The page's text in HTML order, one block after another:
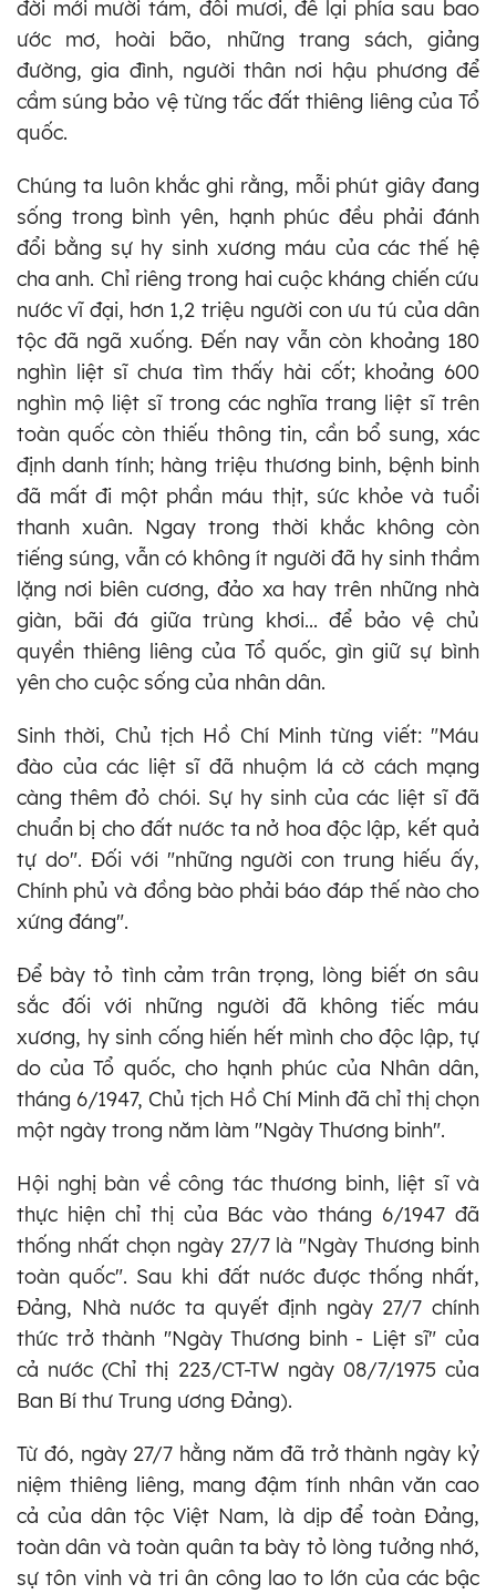
đời mới mười tám, đôi mươi, để lại phía sau bao
ước mơ, hoài bão, những trang sách, giảng
đường, gia đình, người thân nơi hậu phương để
cầm súng bảo vệ từng tấc đất thiêng liêng của Tổ
quốc.
Chúng ta luôn khắc ghi rằng, mỗi phút giây đang
sống trong bình yên, hạnh phúc đều phải đánh
đổi bằng sự hy sinh xương máu của các thế hệ
cha anh. Chỉ riêng trong hai cuộc kháng chiến cứu
nước vĩ đại, hơn 1,2 triệu người con ưu tú của dân
tộc đã ngã xuống. Đến nay vẫn còn khoảng 180
nghìn liệt sĩ chưa tìm thấy hài cốt; khoảng 600
nghìn mộ liệt sĩ trong các nghĩa trang liệt sĩ trên
toàn quốc còn thiếu thông tin, cần bổ sung, xác
định danh tính; hàng triệu thương binh, bệnh binh
đã mất đi một phần máu thịt, sức khỏe và tuổi
thanh xuân. Ngay trong thời khắc không còn
tiếng súng, vẫn có không ít người đã hy sinh thầm
lặng nơi biên cương, đảo xa hay trên những nhà
giàn, bãi đá giữa trùng khơi... để bảo vệ chủ
quyền thiêng liêng của Tổ quốc, gìn giữ sự bình
yên cho cuộc sống của nhân dân.
Sinh thời, Chủ tịch Hồ Chí Minh từng viết: "Máu
đào của các liệt sĩ đã nhuộm lá cờ cách mạng
càng thêm đỏ chói. Sự hy sinh của các liệt sĩ đã
chuẩn bị cho đất nước ta nở hoa độc lập, kết quả
tự do". Đối với "những người con trung hiếu ấy,
Chính phủ và đồng bào phải báo đáp thế nào cho
xứng đáng".
Để bày tỏ tình cảm trân trọng, lòng biết ơn sâu
sắc đối với những người đã không tiếc máu
xương, hy sinh cống hiến hết mình cho độc lập, tự
do của Tổ quốc, cho hạnh phúc của Nhân dân,
tháng 6/1947, Chủ tịch Hồ Chí Minh đã chỉ thị chọn
một ngày trong năm làm "Ngày Thương binh".
Hội nghị bàn về công tác thương binh, liệt sĩ và
thực hiện chỉ thị của Bác vào tháng 6/1947 đã
thống nhất chọn ngày 27/7 là "Ngày Thương binh
toàn quốc". Sau khi đất nước được thống nhất,
Đảng, Nhà nước ta quyết định ngày 27/7 chính
thức trở thành "Ngày Thương binh - Liệt sĩ" của
cả nước (Chỉ thị 223/CT-TW ngày 08/7/1975 của
Ban Bí thư Trung ương Đảng).
Từ đó, ngày 27/7 hằng năm đã trở thành ngày kỷ
niệm thiêng liêng, mang đậm tính nhân văn cao
cả của dân tộc Việt Nam, là dịp để toàn Đảng,
toàn dân và toàn quân ta bày tỏ lòng tưởng nhớ,
sự tôn vinh và tri ân công lao to lớn của các bậc